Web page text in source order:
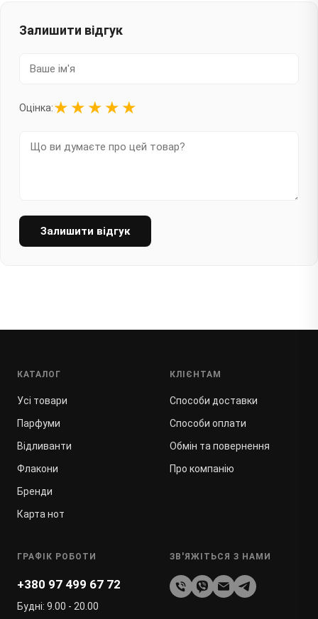
Залишити відгук
Оцінка:★ ★ ★ ★ ★
Залишити відгук
КАТАЛОГ
Усі товари
Парфуми
Відливанти
Флакони
Бренди
Карта нот
КЛІЄНТАМ
Способи доставки
Способи оплати
Обмін та повернення
Про компанію
ГРАФІК РОБОТИ
+380 97 499 67 72
Будні: 9.00 - 20.00
ЗВ'ЯЖІТЬСЯ З НАМИ